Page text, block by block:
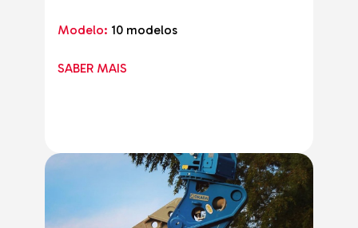
Modelo: 10 modelos
SABER MAIS